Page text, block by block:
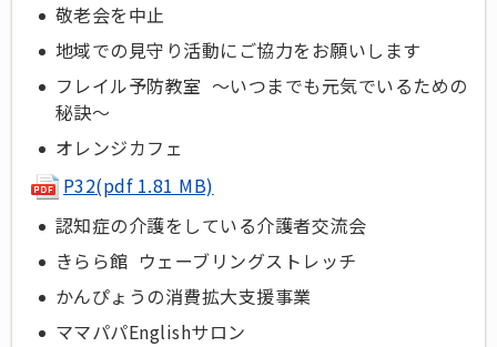
敬老会を中止
地域での見守り活動にご協力をお願いします
フレイル予防教室 ～いつまでも元気でいるための
秘訣～
オレンジカフェ
P32(pdf 1.81 MB)
認知症の介護をしている介護者交流会
きらら館 ウェーブリングストレッチ
かんぴょうの消費拡大支援事業
ママパパEnglishサロン